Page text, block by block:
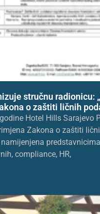
stručnu radionicu:
o zaštiti ličnih
Hotel Hills Sarajevo
Zakona o zaštiti
compliance, HR,